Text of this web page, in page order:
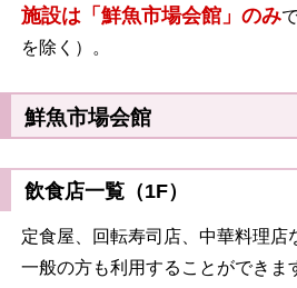
施設は「鮮魚市場会館」のみ
を除く）。
鮮魚市場会館
飲食店一覧（1F）
定食屋、回転寿司店、中華料理店
一般の方も利用することができま